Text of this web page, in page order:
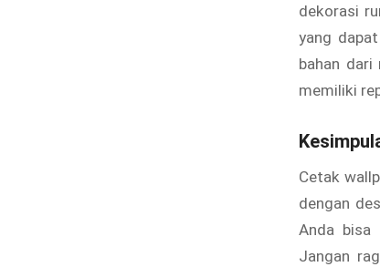
dekorasi
yang
bahan dari
memiliki
Cetak
dengan
Anda bisa
Jangan